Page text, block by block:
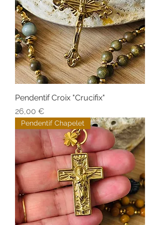
Pendentif Croix "Crucifix"
Prix
26,00 €
Pendentif Chapelet